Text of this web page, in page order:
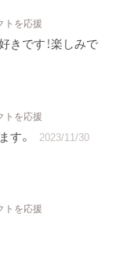
トを応援
きです！楽しみで
トを応援
す。
2023/11/30
トを応援